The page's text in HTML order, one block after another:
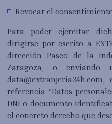
Revocar el
Para poder ejercitar
dirigirse por escrito a
dirección Paseo de la
Zaragoza, o
data@extranjeria24h.com,
referencia “Datos
DNI o documento
el concreto derecho que